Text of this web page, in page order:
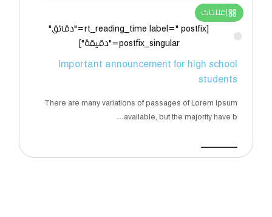
إعلانات
[rt_reading_time label=" postfix="دقائق"
postfix_singular="دقيقة"]
Important announcement for high school
students
There are many variations of passages of Lorem Ipsum
available, but the majority have b...